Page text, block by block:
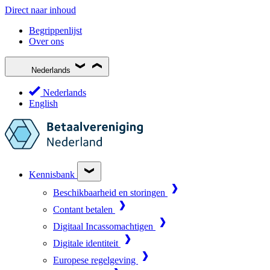
Direct naar inhoud
Begrippenlijst
Over ons
Nederlands
Nederlands
English
Kennisbank
Beschikbaarheid en storingen
Contant betalen
Digitaal Incassomachtigen
Digitale identiteit
Europese regelgeving